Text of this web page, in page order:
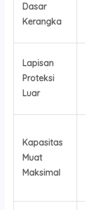
Dasar
Kerangka
Lapisan
Proteksi
Luar
Kapasitas
Muat
Maksimal